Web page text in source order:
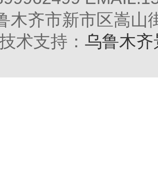
木齐市新市区嵩山
术支持： 乌鲁木